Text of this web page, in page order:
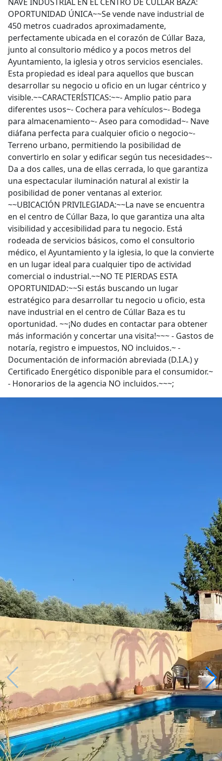
OPORTUNIDAD ÚNICA~~Se vende nave industrial de
450 metros cuadrados aproximadamente,
perfectamente ubicada en el corazón de Cúllar Baza,
junto al consultorio médico y a pocos metros del
Ayuntamiento, la iglesia y otros servicios esenciales.
Esta propiedad es ideal para aquellos que buscan
desarrollar su negocio u oficio en un lugar céntrico y
visible.~~CARACTERÍSTICAS:~~- Amplio patio para
diferentes usos~- Cochera para vehículos~- Bodega
para almacenamiento~- Aseo para comodidad~- Nave
diáfana perfecta para cualquier oficio o negocio~-
Terreno urbano, permitiendo la posibilidad de
convertirlo en solar y edificar según tus necesidades~-
Da a dos calles, una de ellas cerrada, lo que garantiza
una espectacular iluminación natural al existir la
posibilidad de poner ventanas al exterior.
~~UBICACIÓN PRIVILEGIADA:~~La nave se encuentra
en el centro de Cúllar Baza, lo que garantiza una alta
visibilidad y accesibilidad para tu negocio. Está
rodeada de servicios básicos, como el consultorio
médico, el Ayuntamiento y la iglesia, lo que la convierte
en un lugar ideal para cualquier tipo de actividad
comercial o industrial.~~NO TE PIERDAS ESTA
OPORTUNIDAD:~~Si estás buscando un lugar
estratégico para desarrollar tu negocio u oficio, esta
nave industrial en el centro de Cúllar Baza es tu
oportunidad. ~~¡No dudes en contactar para obtener
más información y concertar una visita!~~~ - Gastos de
notaría, registro e impuestos, NO incluidos.~ -
Documentación de información abreviada (D.I.A.) y
Certificado Energético disponible para el consumidor.~
- Honorarios de la agencia NO incluidos.~~~;